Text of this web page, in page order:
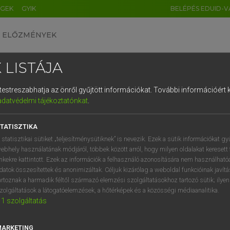
GYIK BELÉPÉS EDUID-
ELŐZMÉNYEK
uniós terminológiai szótár
VAN ELŐFIZETÉSED?
előfizetésem a teljes szócikk
NINCS ELŐFIZETÉSED?
LISTÁJA
az önről gyűjtött információkat. További információért
tájékoztatónkat.
statisztikai sütiket „teljesítménysütiknek” is nevezik. Ezek a sütik információkat
használatának módjáról, többek között arról, hogy milyen oldalakat keresett
kattintott. Ezek az információk a felhasználó azonosítására nem
összesítettek és anonimizáltak. Céljuk kizárólag a weboldal funkcióinak
a harmadik féltől származó elemzési szolgáltatásokhoz tartozó sütik;
a látogatóelemzések, a hőtérképek és a közösségi médiaanalitika.
1 szolgáltatás
DE CN FR ES IT NL
1 2 3 4 5 6 7 8 9
q w e r t z u i
a s d f g h j k l é
í y x c v b n m , .